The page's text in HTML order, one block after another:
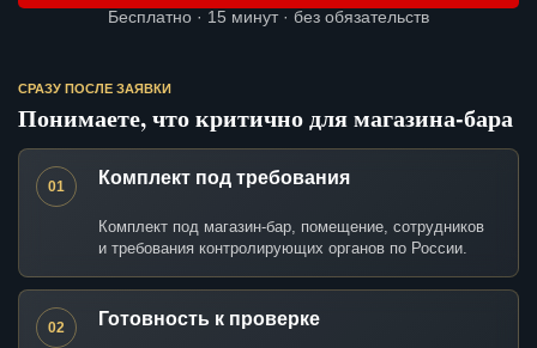
Бесплатно · 15 минут · без обязательств
СРАЗУ ПОСЛЕ ЗАЯВКИ
Понимаете, что критично для магазина-бара
01 Комплект под требования
Комплект под магазин-бар, помещение, сотрудников
и требования контролирующих органов по России.
02 Готовность к проверке